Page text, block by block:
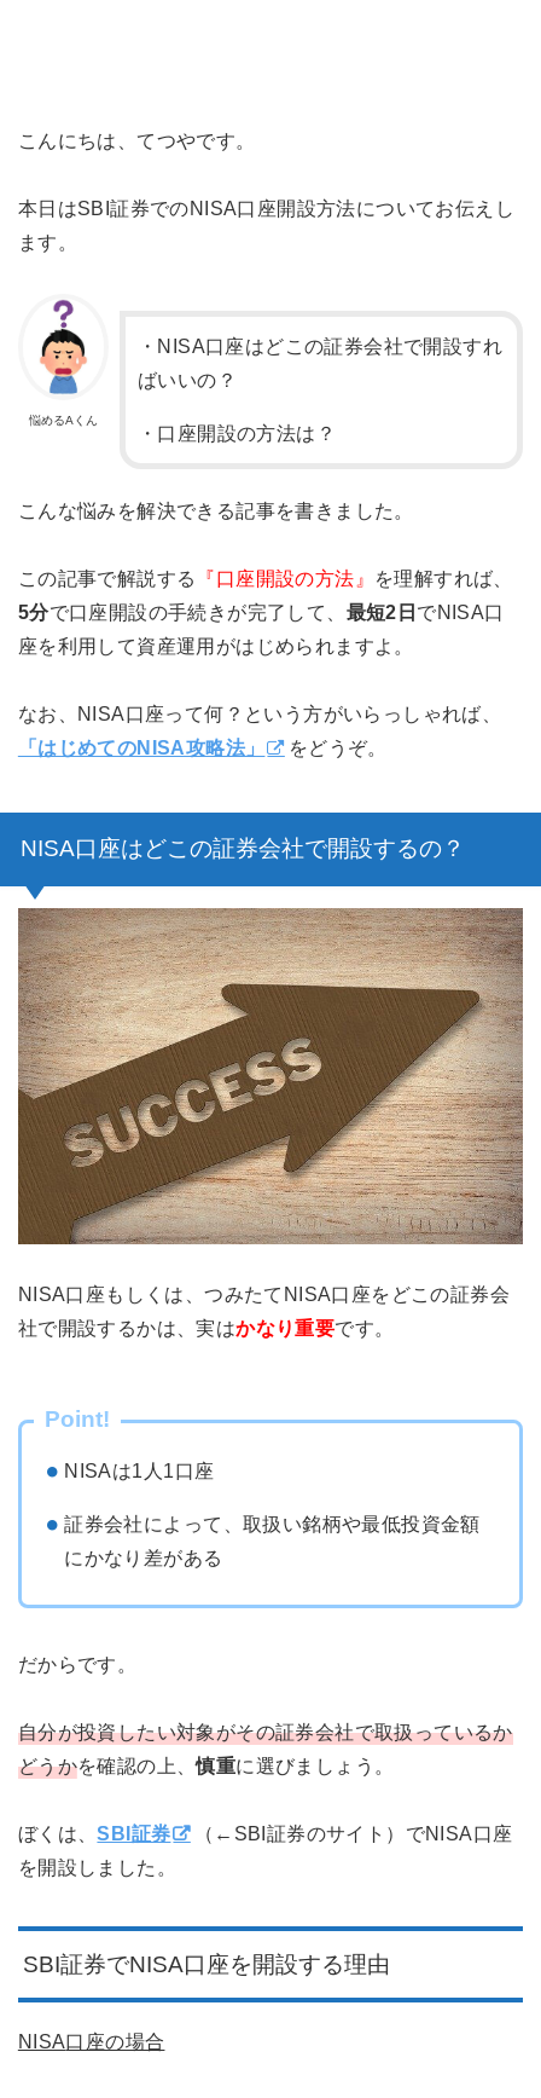
こんにちは、てつやです。
本日はSBI証券でのNISA口座開設方法についてお伝えし
ます。
悩めるAくん
・NISA口座はどこの証券会社で開設すれ
ばいいの？
・口座開設の方法は？
こんな悩みを解決できる記事を書きました。
この記事で解説する 『口座開設の方法』
を理解すれば、
5分で口座開設の手続きが完了して、 最短2日 でNISA口
座を利用して資産運用がはじめられますよ。
なお、NISA口座って何？という方がいらっしゃれば、
「はじめてのNISA攻略法」
をどうぞ。
NISA口座はどこの証券会社で開設するの？
NISA口座もしくは、つみたてNISA口座をどこの証券会
社で開設するかは、実はかなり重要です。
Point!
NISAは1人1口座
証券会社によって、取扱い銘柄や最低投資金額
にかなり差がある
だからです。
自分が投資したい対象がその証券会社で取扱っているか
どうかを確認の上、慎重に選びましょう。
ぼくは、SBI証券
（←SBI証券のサイト）でNISA口座
を開設しました。
SBI証券でNISA口座を開設する理由
NISA口座の場合